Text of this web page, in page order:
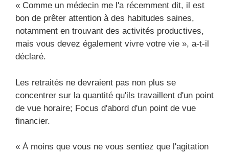
« Comme un médecin me l'a récemment dit, il est
bon de prêter attention à des habitudes saines,
notamment en trouvant des activités productives,
mais vous devez également vivre votre vie », a-t-il
déclaré.
Les retraités ne devraient pas non plus se
concentrer sur la quantité qu'ils travaillent d'un point
de vue horaire; Focus d'abord d'un point de vue
financier.
« À moins que vous ne vous sentiez que l'agitation